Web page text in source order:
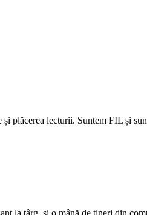
plăcerea lecturii. Suntem FIL și
la târg, și o mână de tineri din